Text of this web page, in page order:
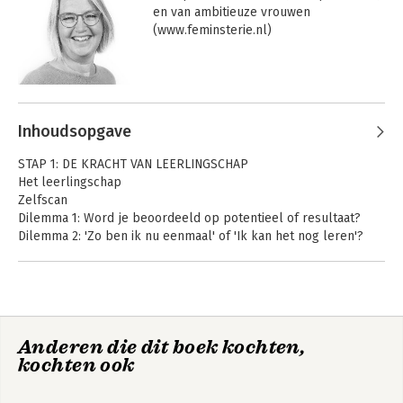
hun ambities en het vinden van hun
persoonlijke missie. 'Door op zoek te
Authentiek
leiderschap voor
vrouwen
en van ambitieuze vrouwen
(www.feminsterie.nl)
Andere boeken door Liesbeth
Tettero
Authentiek
leiderschap voor
Inhoudsopgave
STAP 1: DE KRACHT VAN LEERLINGSCHAP
Het leerlingschap
Zelfscan
Dilemma 1: Word je beoordeeld op potentieel of resultaat?
Dilemma 2: 'Zo ben ik nu eenmaal' of 'Ik kan het nog leren'?
Dilemma 1: Je eigen koers varen of het spel meespelen?
Dilemma 2: Doorzetten of opgeven?
Anderen die dit boek kochten,
kochten ook